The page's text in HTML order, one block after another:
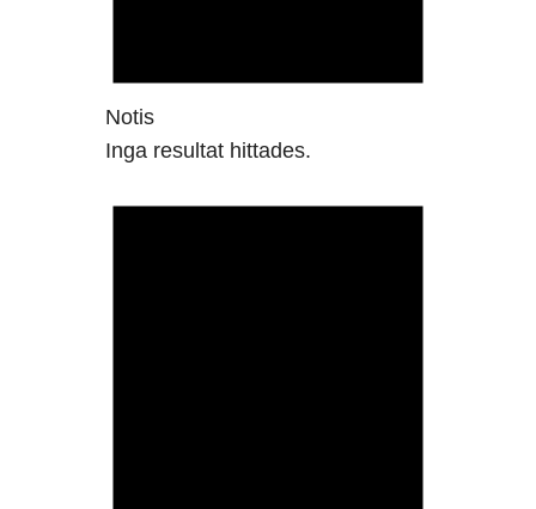
Notis
Inga resultat hittades.